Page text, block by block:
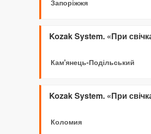
Запоріжжя
Kozak System. «При
Кам'янець-Подільський
Kozak System. «При
Коломия